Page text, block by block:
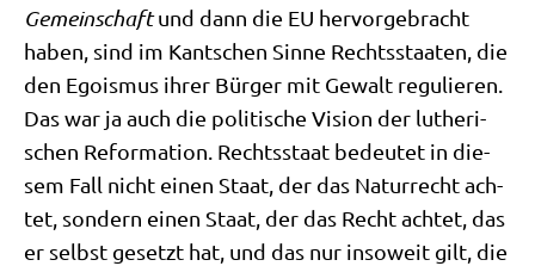
Gemein­schaftund dann die EU her­vor­ge­bracht
haben, sind im Kant­schen Sin­ne Rechts­staa­ten, die
den Ego­is­mus ihrer Bür­ger mit Gewalt regu­lie­ren.
Das war ja auch die poli­ti­sche Visi­on der luthe­ri­
schen Refor­ma­ti­on. Rechts­staat bedeu­tet in die­
sem Fall nicht einen Staat, der das Natur­recht ach­
tet, son­dern einen Staat, der das Recht ach­tet, das
er selbst gesetzt hat, und das nur inso­weit gilt, die